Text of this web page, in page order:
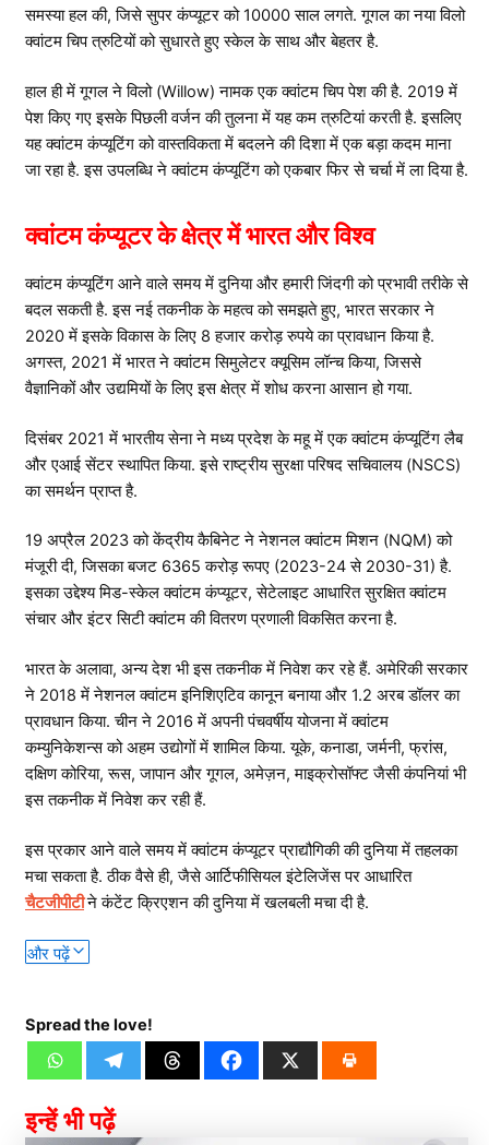
समस्या हल की, जिसे सुपर कंप्यूटर को 10000 साल लगते. गूगल का नया विलो
क्वांटम चिप त्रुटियों को सुधारते हुए स्केल के साथ और बेहतर है.
हाल ही में गूगल ने विलो (Willow) नामक एक क्वांटम चिप पेश की है. 2019 में
पेश किए गए इसके पिछली वर्जन की तुलना में यह कम त्रुटियां करती है. इसलिए
यह क्वांटम कंप्यूटिंग को वास्तविकता में बदलने की दिशा में एक बड़ा कदम माना
जा रहा है. इस उपलब्धि ने क्वांटम कंप्यूटिंग को एकबार फिर से चर्चा में ला दिया है.
क्वांटम कंप्यूटर के क्षेत्र में भारत और विश्व
क्वांटम कंप्यूटिंग आने वाले समय में दुनिया और हमारी जिंदगी को प्रभावी तरीके से
बदल सकती है. इस नई तकनीक के महत्व को समझते हुए, भारत सरकार ने
2020 में इसके विकास के लिए 8 हजार करोड़ रुपये का प्रावधान किया है.
अगस्त, 2021 में भारत ने क्वांटम सिमुलेटर क्यूसिम लॉन्च किया, जिससे
वैज्ञानिकों और उद्यमियों के लिए इस क्षेत्र में शोध करना आसान हो गया.
दिसंबर 2021 में भारतीय सेना ने मध्य प्रदेश के महू में एक क्वांटम कंप्यूटिंग लैब
और एआई सेंटर स्थापित किया. इसे राष्ट्रीय सुरक्षा परिषद सचिवालय (NSCS)
का समर्थन प्राप्त है.
19 अप्रैल 2023 को केंद्रीय कैबिनेट ने नेशनल क्वांटम मिशन (NQM) को
मंजूरी दी, जिसका बजट 6365 करोड़ रूपए (2023-24 से 2030-31) है.
इसका उद्देश्य मिड-स्केल क्वांटम कंप्यूटर, सेटेलाइट आधारित सुरक्षित क्वांटम
संचार और इंटर सिटी क्वांटम की वितरण प्रणाली विकसित करना है.
भारत के अलावा, अन्य देश भी इस तकनीक में निवेश कर रहे हैं. अमेरिकी सरकार
ने 2018 में नेशनल क्वांटम इनिशिएटिव कानून बनाया और 1.2 अरब डॉलर का
प्रावधान किया. चीन ने 2016 में अपनी पंचवर्षीय योजना में क्वांटम
कम्युनिकेशन्स को अहम उद्योगों में शामिल किया. यूके, कनाडा, जर्मनी, फ्रांस,
दक्षिण कोरिया, रूस, जापान और गूगल, अमेज़न, माइक्रोसॉफ्ट जैसी कंपनियां भी
इस तकनीक में निवेश कर रही हैं.
इस प्रकार आने वाले समय में क्वांटम कंप्यूटर प्राद्यौगिकी की दुनिया में तहलका
मचा सकता है. ठीक वैसे ही, जैसे आर्टिफीसियल इंटेलिजेंस पर आधारित
चैटजीपीटीने कंटेंट क्रिएशन की दुनिया में खलबली मचा दी है.
और पढ़ें
Spread the love!
इन्हें भी पढ़ें